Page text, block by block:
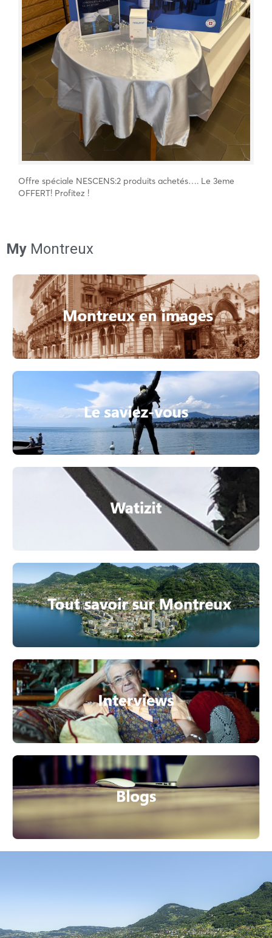
Offre spéciale NESCENS:2 produits achetés…. Le 3eme
OFFERT! Profitez !
My Montreux